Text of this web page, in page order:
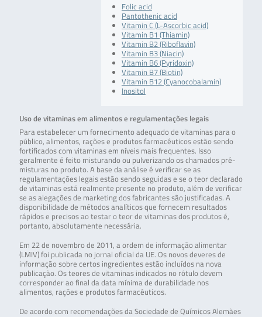
Folic acid
Pantothenic acid
Vitamin C (L-Ascorbic acid)
Vitamin B1 (Thiamin)
Vitamin B2 (Riboflavin)
Vitamin B3 (Niacin)
Vitamin B6 (Pyridoxin)
Vitamin B7 (Biotin)
Vitamin B12 (Cyanocobalamin)
Inositol
Uso de vitaminas em alimentos e regulamentações legais
Para estabelecer um fornecimento adequado de vitaminas para o
público, alimentos, rações e produtos farmacêuticos estão sendo
fortificados com vitaminas em níveis mais frequentes. Isso
geralmente é feito misturando ou pulverizando os chamados pré-
misturas no produto. A base da análise é verificar se as
regulamentações legais estão sendo seguidas e se o teor declarado
de vitaminas está realmente presente no produto, além de verificar
se as alegações de marketing dos fabricantes são justificadas. A
disponibilidade de métodos analíticos que fornecem resultados
rápidos e precisos ao testar o teor de vitaminas dos produtos é,
portanto, absolutamente necessária.
Em 22 de novembro de 2011, a ordem de informação alimentar
(LMIV) foi publicada no jornal oficial da UE. Os novos deveres de
informação sobre certos ingredientes estão incluídos na nova
publicação. Os teores de vitaminas indicados no rótulo devem
corresponder ao final da data mínima de durabilidade nos
alimentos, rações e produtos farmacêuticos.
De acordo com recomendações da Sociedade de Químicos Alemães